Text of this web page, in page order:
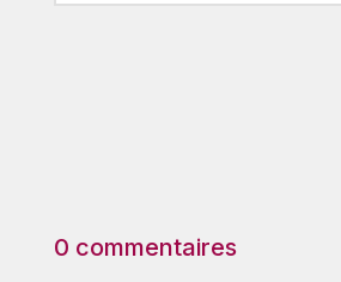
0 commentaires